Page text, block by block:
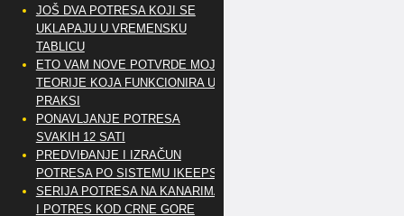
JOŠ DVA POTRESA KOJI SE
UKLAPAJU U VREMENSKU
TABLICU
ETO VAM NOVE POTVRDE MOJE
TEORIJE KOJA FUNKCIONIRA U
PRAKSI
PONAVLJANJE POTRESA
SVAKIH 12 SATI
PREDVIĐANJE I IZRAČUN
POTRESA PO SISTEMU IKEEPS
SERIJA POTRESA NA KANARIMA
I POTRES KOD CRNE GORE